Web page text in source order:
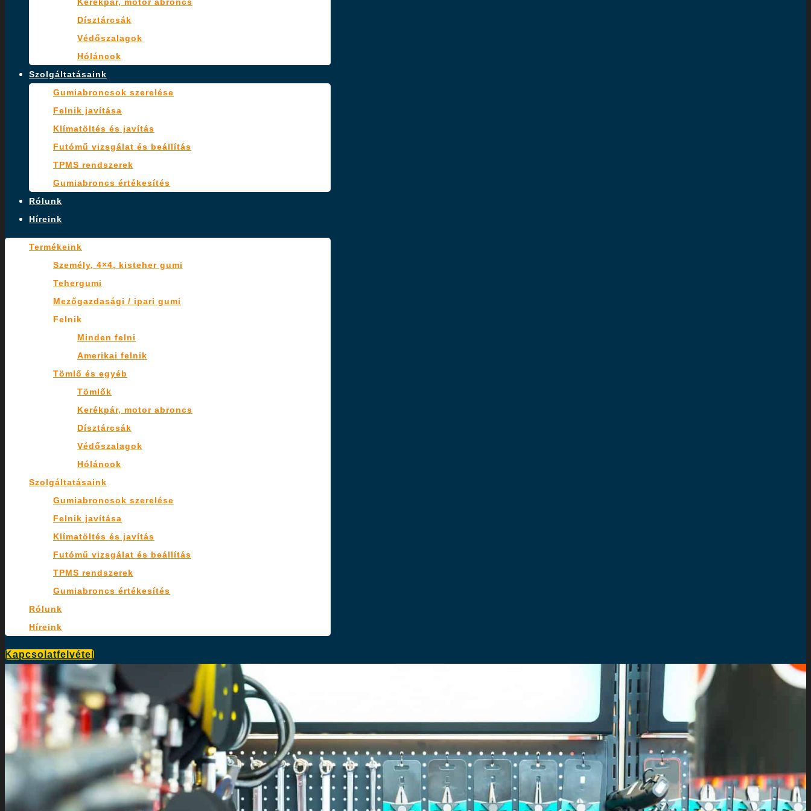
Dísztárcsák
Védőszalagok
Hóláncok
Szolgáltatásaink
Gumiabroncsok szerelése
Felnik javítása
Klímatöltés és javítás
Futómű vizsgálat és beállítás
TPMS rendszerek
Gumiabroncs értékesítés
Rólunk
Híreink
Termékeink
Személy, 4×4, kisteher gumi
Tehergumi
Mezőgazdasági / ipari gumi
Felnik
Minden felni
Amerikai felnik
Tömlő és egyéb
Tömlők
Kerékpár, motor abroncs
Dísztárcsák
Védőszalagok
Hóláncok
Szolgáltatásaink
Gumiabroncsok szerelése
Felnik javítása
Klímatöltés és javítás
Futómű vizsgálat és beállítás
TPMS rendszerek
Gumiabroncs értékesítés
Rólunk
Híreink
Kapcsolatfelvétel